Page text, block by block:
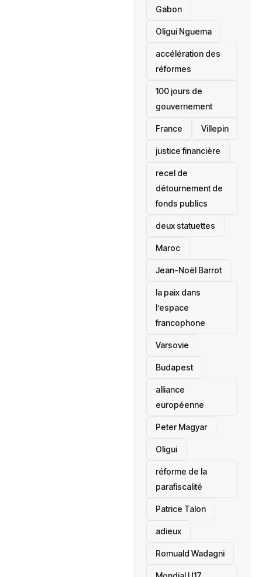
Gabon
Oligui Nguema
accélération des
réformes
100 jours de
gouvernement
France Villepin
justice financière
recel de
détournement de
fonds publics
deux statuettes
Maroc
Jean-Noël Barrot
la paix dans
l’espace
francophone
‎Varsovie
Budapest
alliance
européenne
Peter Magyar
Oligui
réforme de la
parafiscalité
Patrice Talon
adieux
Romuald Wadagni